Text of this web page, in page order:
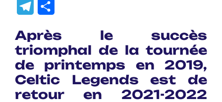
Telegram
Après le succès
triomphal de la tournée
de printemps en 2019,
Celtic Legends est de
retour en 2021-2022